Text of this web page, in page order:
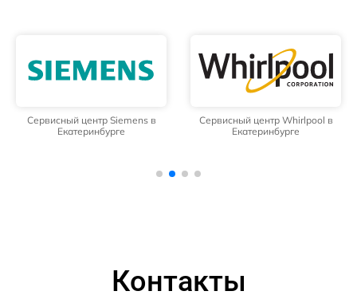
Сервисный центр Siemens в
Екатеринбурге
Сервисный центр Whirlpool в
Екатеринбурге
Контакты